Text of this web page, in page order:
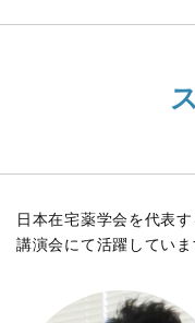
日本在宅薬学会を代表
講演会にて活躍していま